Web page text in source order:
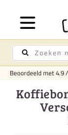
Beoordeeld met4.9/